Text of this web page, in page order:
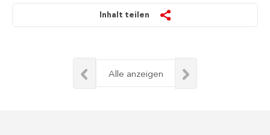
Inhalt teilen
Alle anzeigen